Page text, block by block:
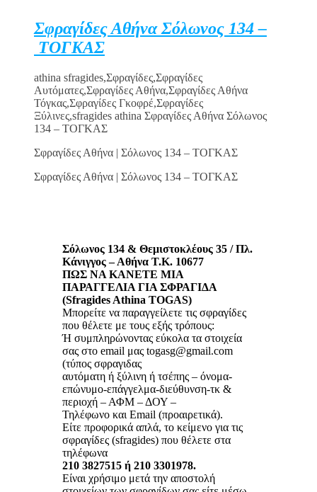
Σφραγίδες Αθήνα Σόλωνος 134 –
ΤΟΓΚΑΣ
athina sfragides,Σφραγίδες,Σφραγίδες
Αυτόματες,Σφραγίδες Αθήνα,Σφραγίδες Αθήνα
Τόγκας,Σφραγίδες Γκοφρέ,Σφραγίδες
Ξύλινες,sfragides athina Σφραγίδες Αθήνα Σόλωνος
134 – ΤΟΓΚΑΣ
Σφραγίδες Αθήνα | Σόλωνος 134 – ΤΟΓΚΑΣ
Σφραγίδες Αθήνα | Σόλωνος 134 – ΤΟΓΚΑΣ
Σόλωνος 134 & Θεμιστοκλέους 35 / Πλ.
Κάνιγγος – Αθήνα Τ.Κ. 10677
ΠΩΣ ΝΑ ΚΑΝΕΤΕ ΜΙΑ
ΠΑΡΑΓΓΕΛΙΑ ΓΙΑ ΣΦΡΑΓΙΔΑ
(Sfragides Athina TOGAS)
Μπορείτε να παραγγείλετε τις σφραγίδες
που θέλετε με τους εξής τρόπους:
Ή συμπληρώνοντας εύκολα τα στοιχεία
σας στο email μας togasg@gmail.com
(τύπος σφραγιδας
αυτόματη ή ξύλινη ή τσέπης – όνομα-
επώνυμο-επάγγελμα-διεύθυνση-τκ &
περιοχή – ΑΦΜ – ΔΟΥ –
Τηλέφωνο και Email (προαιρετικά).
Είτε προφορικά απλά, το κείμενο για τις
σφραγίδες (sfragides) που θέλετε στα
τηλέφωνα
210 3827515 ή 210 3301978.
Είναι χρήσιμο μετά την αποστολή